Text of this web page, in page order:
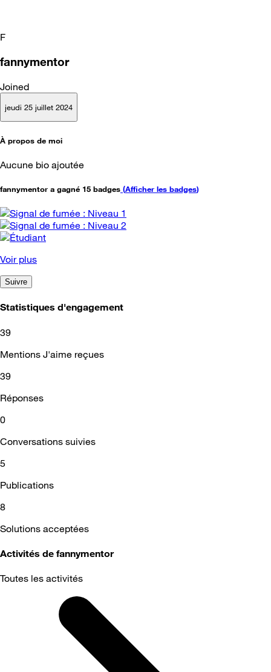
F
fannymentor
Joined
jeudi 25 juillet 2024
À propos de moi
Aucune bio ajoutée
fannymentor a gagné 15 badges (Afficher les badges)
Voir plus
Suivre
Statistiques d'engagement
39
Mentions J'aime reçues
39
Réponses
0
Conversations suivies
5
Publications
8
Solutions acceptées
Activités de fannymentor
Toutes les activités